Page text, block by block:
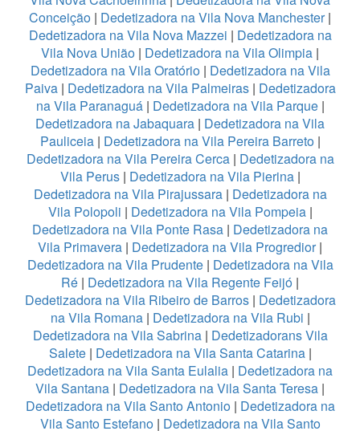
Conceição | Dedetizadora na Vila Nova Manchester|
Dedetizadora na Vila Nova Mazzei | Dedetizadora na
Vila Nova União | Dedetizadora na Vila Olimpia |
Dedetizadora na Vila Oratório| Dedetizadora na Vila
Paiva| Dedetizadora na Vila Palmeiras| Dedetizadora
na Vila Paranaguá| Dedetizadora na Vila Parque|
Dedetizadora na Jabaquara | Dedetizadora na Vila
Pauliceia| Dedetizadora na Vila Pereira Barreto|
Dedetizadora na Vila Pereira Cerca| Dedetizadora na
Vila Perus| Dedetizadora na Vila Pierina|
Dedetizadora na Vila Pirajussara| Dedetizadora na
Vila Polopoli | Dedetizadora na Vila Pompeia|
Dedetizadora na Vila Ponte Rasa | Dedetizadora na
Vila Primavera | Dedetizadora na Vila Progredior|
Dedetizadora na Vila Prudente| Dedetizadora na Vila
Ré | Dedetizadora na Vila Regente Feijó |
Dedetizadora na Vila Ribeiro de Barros| Dedetizadora
na Vila Romana| Dedetizadora na Vila Rubi |
Dedetizadora na Vila Sabrina| Dedetizadorans Vila
Salete| Dedetizadora na Vila Santa Catarina|
Dedetizadora na Vila Santa Eulalia | Dedetizadora na
Vila Santana | Dedetizadora na Vila Santa Teresa |
Dedetizadora na Vila Santo Antonio| Dedetizadora na
Vila Santo Estefano| Dedetizadora na Vila Santo